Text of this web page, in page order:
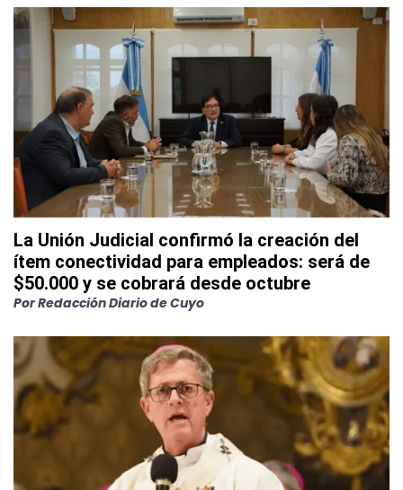
La Unión Judicial confirmó la creación del
ítem conectividad para empleados: será de
$50.000 y se cobrará desde octubre
PorRedacción Diario de Cuyo